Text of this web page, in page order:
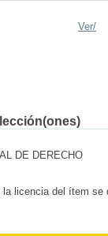
Ver/
DE DERECHO
licencia del ítem se